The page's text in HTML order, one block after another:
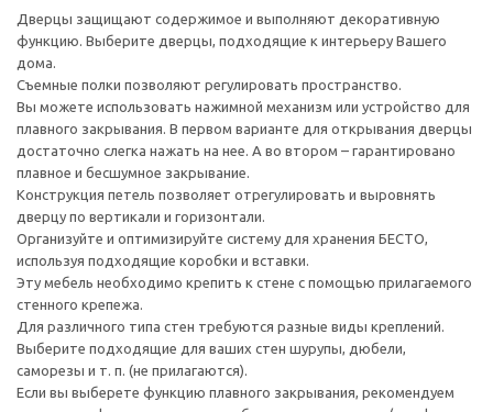
Дверцы защищают содержимое и выполняют декоративную
функцию. Выберите дверцы, подходящие к интерьеру Вашего
дома.
Съемные полки позволяют регулировать пространство.
Вы можете использовать нажимной механизм или устройство для
плавного закрывания. В первом варианте для открывания дверцы
достаточно слегка нажать на нее. А во втором – гарантировано
плавное и бесшумное закрывание.
Конструкция петель позволяет отрегулировать и выровнять
дверцу по вертикали и горизонтали.
Организуйте и оптимизируйте систему для хранения БЕСТО,
используя подходящие коробки и вставки.
Эту мебель необходимо крепить к стене с помощью прилагаемого
стенного крепежа.
Для различного типа стен требуются разные виды креплений.
Выберите подходящие для ваших стен шурупы, дюбели,
саморезы и т. п. (не прилагаются).
Если вы выберете функцию плавного закрывания, рекомендуем